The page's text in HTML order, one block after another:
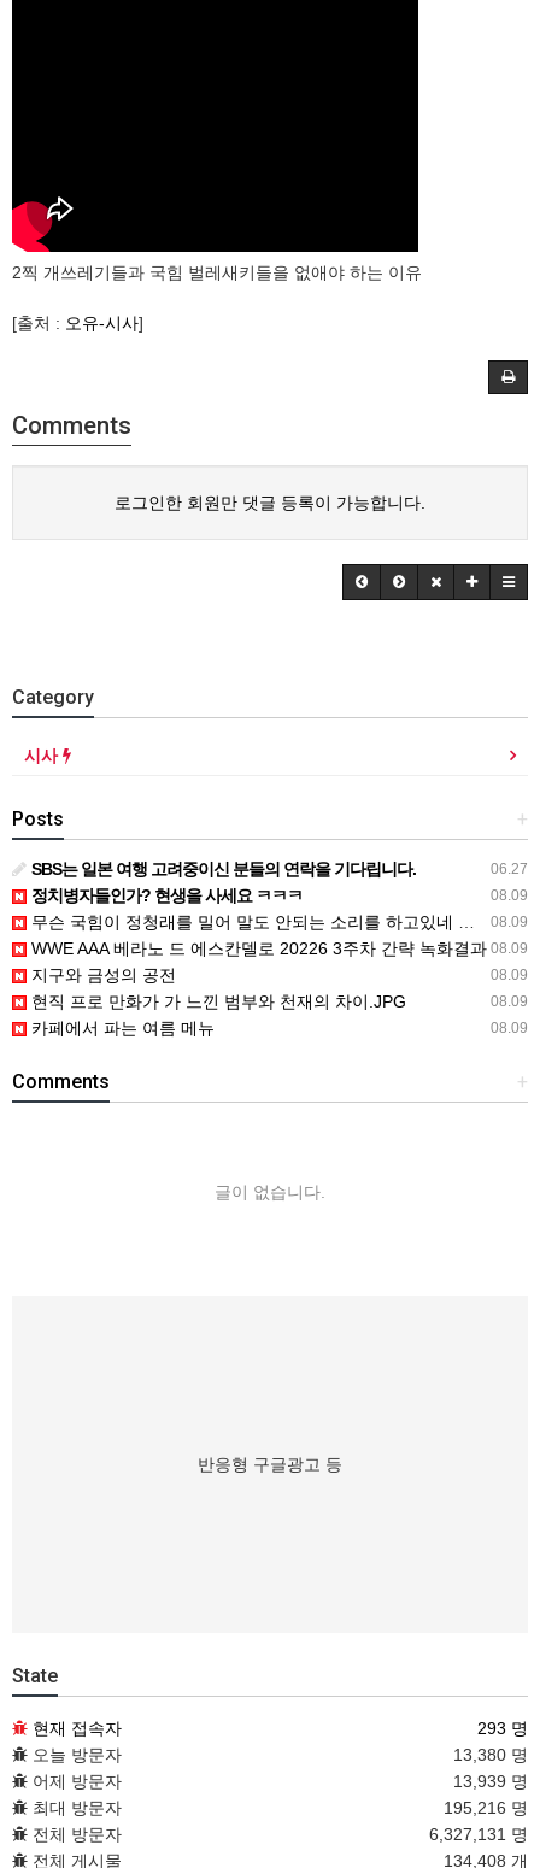
2찍 개쓰레기들과 국힘 벌레새키들을 없애야 하는 이유
[출처 : 오유-시사]
Comments
로그인한 회원만 댓글 등록이 가능합니다.
Category
시사
+
Posts
06.27
SBS는 일본 여행 고려중이신 분들의 연락을 기다립니다.
08.09
정치병자들인가? 현생을 사세요 ㅋㅋㅋ
08.09
무슨 국힘이 정청래를 밀어 말도 안되는 소리를 하고있네 공작을 하려면 좀
08.09
WWE AAA 베라노 드 에스칸델로 20226 3주차 간략 녹화결과
08.09
지구와 금성의 공전
08.09
현직 프로 만화가 가 느낀 범부와 천재의 차이.JPG
08.09
카페에서 파는 여름 메뉴
+
Comments
글이 없습니다.
반응형 구글광고 등
State
현재 접속자
293 명
오늘 방문자
13,380 명
어제 방문자
13,939 명
최대 방문자
195,216 명
전체 방문자
6,327,131 명
전체 게시물
134,408 개